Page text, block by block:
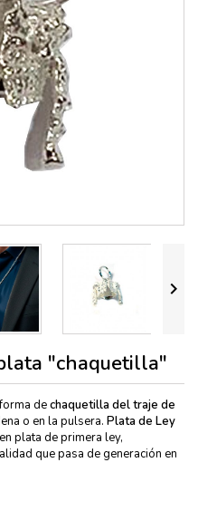

"chaquetilla"
dechaquetilla del traje de
o en la pulsera. Plata de Ley
plata de primera ley,
que pasa de generación en